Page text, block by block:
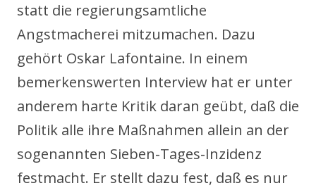
statt die regierungsamtliche
Angstmacherei mitzumachen. Dazu
gehört Oskar Lafontaine. In einem
bemerkenswerten Interview hat er unter
anderem harte Kritik daran geübt, daß die
Politik alle ihre Maßnahmen allein an der
sogenannten Sieben-Tages-Inzidenz
festmacht. Er stellt dazu fest, daß es nur